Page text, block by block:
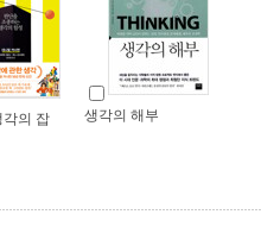
의 잡 생각의 해부